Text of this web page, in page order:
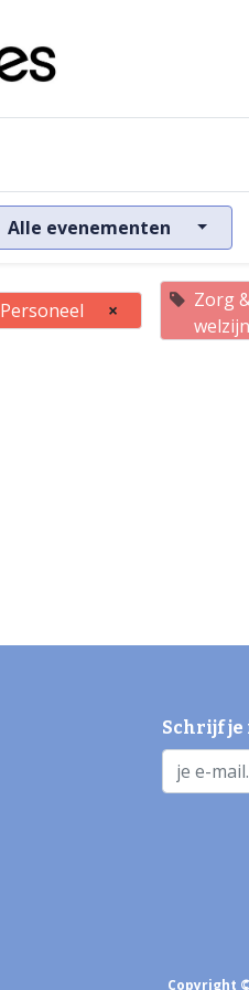
Alle evenementen
Personeel ×
Zorg
welzijn
Schrijf je
Copyright